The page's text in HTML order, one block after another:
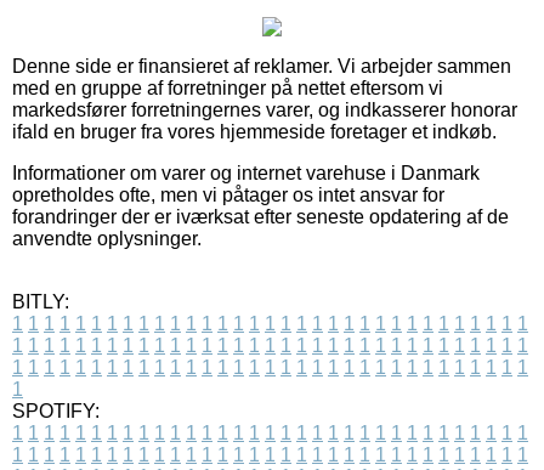
Denne side er finansieret af reklamer. Vi arbejder sammen
med en gruppe af forretninger på nettet eftersom vi
markedsfører forretningernes varer, og indkasserer honorar
ifald en bruger fra vores hjemmeside foretager et indkøb.
Informationer om varer og internet varehuse i Danmark
opretholdes ofte, men vi påtager os intet ansvar for
forandringer der er iværksat efter seneste opdatering af de
anvendte oplysninger.
BITLY:
1 1 1 1 1 1 1 1 1 1 1 1 1 1 1 1 1 1 1 1 1 1 1 1 1 1 1 1 1 1 1 1 1
1 1 1 1 1 1 1 1 1 1 1 1 1 1 1 1 1 1 1 1 1 1 1 1 1 1 1 1 1 1 1 1 1
1 1 1 1 1 1 1 1 1 1 1 1 1 1 1 1 1 1 1 1 1 1 1 1 1 1 1 1 1 1 1 1 1
1
SPOTIFY:
1 1 1 1 1 1 1 1 1 1 1 1 1 1 1 1 1 1 1 1 1 1 1 1 1 1 1 1 1 1 1 1 1
1 1 1 1 1 1 1 1 1 1 1 1 1 1 1 1 1 1 1 1 1 1 1 1 1 1 1 1 1 1 1 1 1